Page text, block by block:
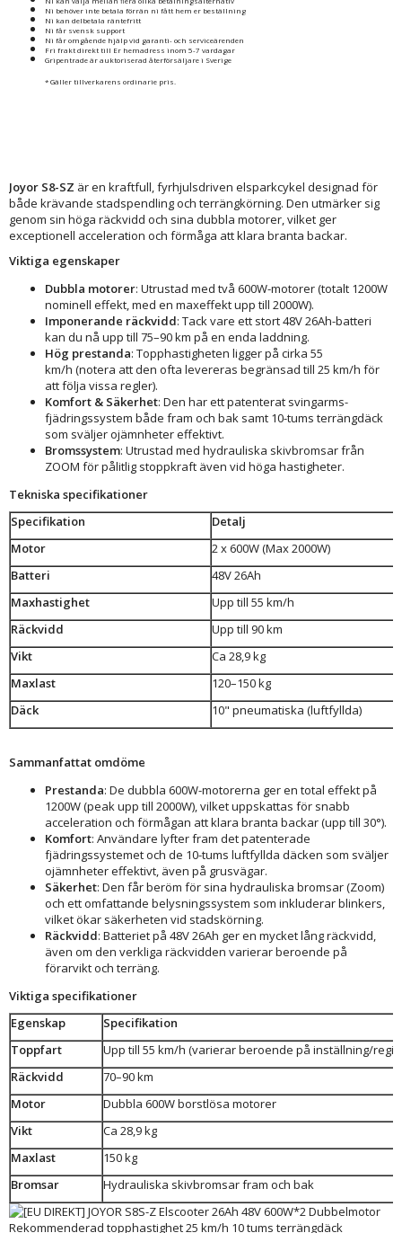
Ni behöver inte betala förrän ni fått hem er beställning
Ni kan delbetala räntefritt
Ni får svensk support
Ni får omgående hjälp vid garanti- och serviceärenden
Fri frakt direkt till Er hemadress inom 5-7 vardagar
Gripentrade är auktoriserad återförsäljare i Sverige
* Gäller tillverkarens ordinarie pris.
Joyor S8-SZ är en kraftfull, fyrhjulsdriven elsparkcykel designad för
både krävande stadspendling och terrängkörning. Den utmärker sig
genom sin höga räckvidd och sina dubbla motorer, vilket ger
exceptionell acceleration och förmåga att klara branta backar.
Viktiga egenskaper
Dubbla motorer: Utrustad med två 600W-motorer (totalt 1200W
nominell effekt, med en maxeffekt upp till 2000W).
Imponerande räckvidd: Tack vare ett stort 48V 26Ah-batteri
kan du nå upp till 75–90 km på en enda laddning.
Hög prestanda: Topphastigheten ligger på cirka 55
km/h (notera att den ofta levereras begränsad till 25 km/h för
att följa vissa regler).
Komfort & Säkerhet: Den har ett patenterat svingarms-
fjädringssystem både fram och bak samt 10-tums terrängdäck
som sväljer ojämnheter effektivt.
Bromssystem: Utrustad med hydrauliska skivbromsar från
ZOOM för pålitlig stoppkraft även vid höga hastigheter.
Tekniska specifikationer
Specifikation
Detalj
Motor
2 x 600W (Max 2000W)
Batteri
48V 26Ah
Maxhastighet
Upp till 55 km/h
Räckvidd
Upp till 90 km
Vikt
Ca 28,9 kg
Maxlast
120–150 kg
Däck
10" pneumatiska (luftfyllda)
Sammanfattat omdöme
Prestanda: De dubbla 600W-motorerna ger en total effekt på
1200W (peak upp till 2000W), vilket uppskattas för snabb
acceleration och förmågan att klara branta backar (upp till 30°).
Komfort: Användare lyfter fram det patenterade
fjädringssystemet och de 10-tums luftfyllda däcken som sväljer
ojämnheter effektivt, även på grusvägar.
Säkerhet: Den får beröm för sina hydrauliska bromsar (Zoom)
och ett omfattande belysningssystem som inkluderar blinkers,
vilket ökar säkerheten vid stadskörning.
Räckvidd: Batteriet på 48V 26Ah ger en mycket lång räckvidd,
även om den verkliga räckvidden varierar beroende på
förarvikt och terräng.
Viktiga specifikationer
Egenskap
Specifikation
Toppfart
Upp till 55 km/h (varierar beroende på inställning/
Räckvidd
70–90 km
Motor
Dubbla 600W borstlösa motorer
Vikt
Ca 28,9 kg
Maxlast
150 kg
Bromsar
Hydrauliska skivbromsar fram och bak